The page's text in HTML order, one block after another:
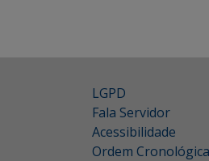
LGPD
Fala Servidor
Acessibilidade
Ordem